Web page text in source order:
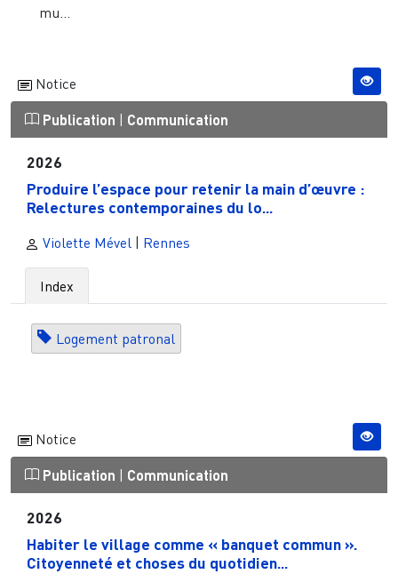
mu...
Notice
Publication | Communication
2026
Produire l’espace pour retenir la main d’œuvre :
Relectures contemporaines du lo...
Violette Mével Rennes
Index
Logement patronal
Notice
Publication | Communication
2026
Habiter le village comme « banquet commun ».
Citoyenneté et choses du quotidien...